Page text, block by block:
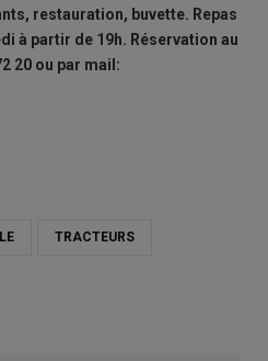
restauration, buvette. Repas
à partir de 19h. Réservation au
20 ou par mail:
TRACTEURS